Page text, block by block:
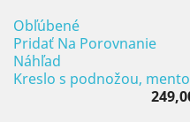
Obľúbené
Pridať Na Porovnanie
Náhľad
Kreslo s podnožou,